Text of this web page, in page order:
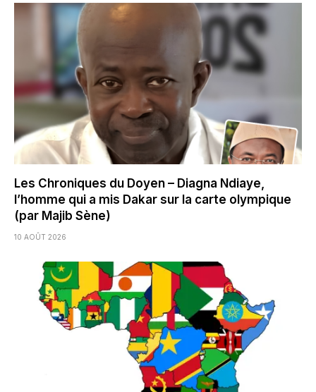
Les Chroniques du Doyen – Diagna Ndiaye,
l’homme qui a mis Dakar sur la carte olympique
(par Majib Sène)
10 AOÛT 2026